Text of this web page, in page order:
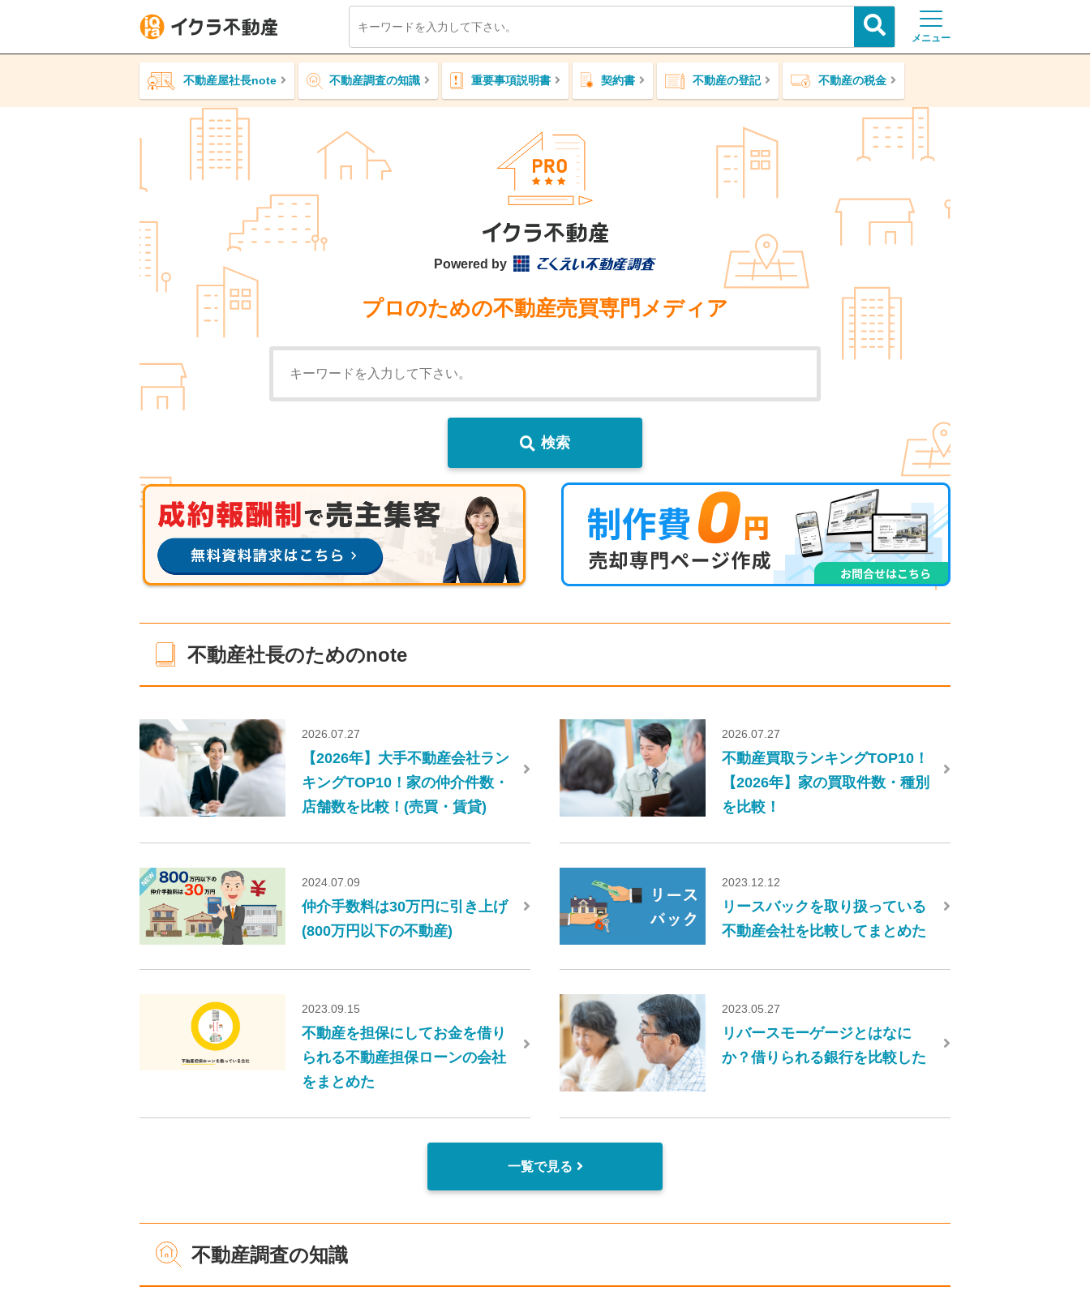
メニュー
不動産屋社長note 不動産調査の知識 重要事項説明書 契約書 不動産の登記 不動産の税金
Powered by
プロのための不動産売買専門メディア
検索
不動産社長のためのnote
2026.07.27
【2026年】大手不動産会社ラン
キングTOP10！家の仲介件数・
店舗数を比較！(売買・賃貸)
2026.07.27
不動産買取ランキングTOP10！
【2026年】家の買取件数・種別
を比較！
2024.07.09
仲介手数料は30万円に引き上げ
(800万円以下の不動産)
2023.12.12
リースバックを取り扱っている
不動産会社を比較してまとめた
2023.09.15
不動産を担保にしてお金を借り
られる不動産担保ローンの会社
をまとめた
2023.05.27
リバースモーゲージとはなに
か？借りられる銀行を比較した
一覧で見る
不動産調査の知識